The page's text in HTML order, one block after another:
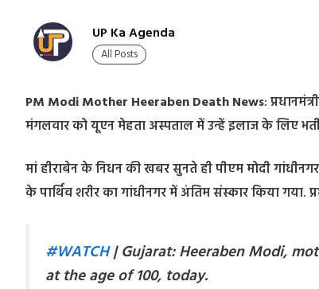
UP Ka Agenda
All Posts
PM Modi Mother Heeraben Death News:
मंगलवार को यूएन मेहता अस्पताल में उन्हें इलाज के लिए
मां हीराबेन के निधन की खबर सुनते ही पीएम मोदी
के पार्थिव शरीर का गांधीनगर में अंतिम संस्कार किया गया.
#WATCH| Gujarat: Heeraben Modi,
at the age of 100, today.